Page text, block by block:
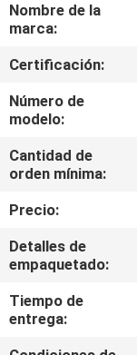
VIAJE
DE
LA
FÁBRICA
DE
CALIDAD
ÉNTRENOS
Nombre de la
marca:
Certificación:
Número de
modelo:
Cantidad de
orden mínima:
Precio:
Detalles de
empaquetado:
Tiempo de
entrega: